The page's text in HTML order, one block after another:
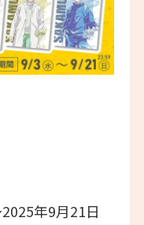
年9月21日